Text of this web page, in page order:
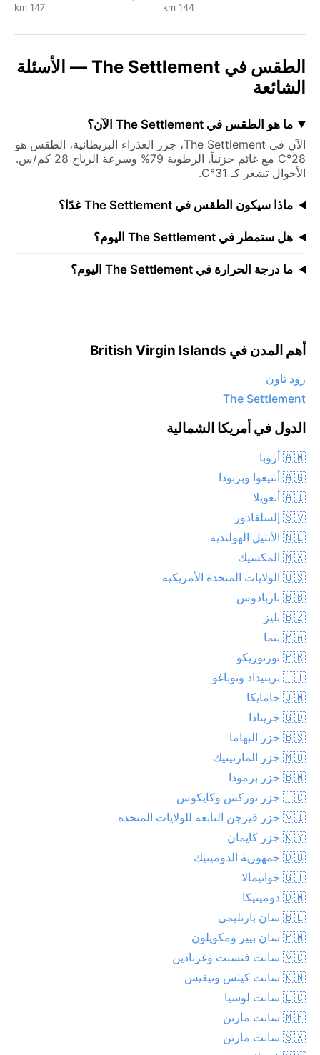
144 km
147 km
الطقس في The Settlement — الأسئلة
الشائعة
ما هو الطقس في The Settlement الآن؟
الآن في The Settlement، جزر العذراء البريطانية، الطقس هو
28°C مع غائم جزئياً. الرطوبة 79% وسرعة الرياح 28 كم/س.
الأحوال تشعر كـ 31°C.
ماذا سيكون الطقس في The Settlement غدًا؟
هل ستمطر في The Settlement اليوم؟
ما درجة الحرارة في The Settlement اليوم؟
أهم المدن في British Virgin Islands
رود تاون
The Settlement
الدول في أمريكا الشمالية
🇦🇼 أروبا
🇦🇬 أنتيغوا وبربودا
🇦🇮 أنغويلا
🇸🇻 إلسلفادور
🇳🇱 الأنتيل الهولندية
🇲🇽 المكسيك
🇺🇸 الولايات المتحدة الأمريكية
🇧🇧 باربادوس
🇧🇿 بليز
🇵🇦 بنما
🇵🇷 بورتوريكو
🇹🇹 ترينيداد وتوباغو
🇯🇲 جامايكا
🇬🇩 جرينادا
🇧🇸 جزر البهاما
🇲🇶 جزر المارتينيك
🇧🇲 جزر برمودا
🇹🇨 جزر توركس وكايكوس
🇻🇮 جزر فيرجن التابعة للولايات المتحدة
🇰🇾 جزر كايمان
🇩🇴 جمهورية الدومينيك
🇬🇹 جواتيمالا
🇩🇲 دومينيكا
🇧🇱 سان بارتليمي
🇵🇲 سان بيير ومكويلون
🇻🇨 سانت فنسنت وغرنادين
🇰🇳 سانت كيتس ونيفيس
🇱🇨 سانت لوسيا
🇲🇫 سانت مارتن
🇸🇽 سانت مارتن